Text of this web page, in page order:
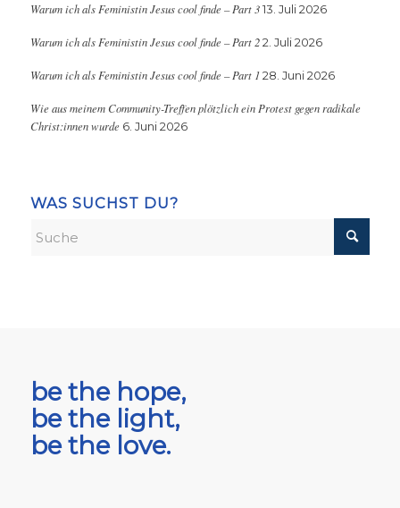
Warum ich als Feministin Jesus cool finde – Part 3 13. Juli 2026
Warum ich als Feministin Jesus cool finde – Part 2 2. Juli 2026
Warum ich als Feministin Jesus cool finde – Part 1 28. Juni 2026
Wie aus meinem Community-Treffen plötzlich ein Protest gegen radikale
Christ:innen wurde 6. Juni 2026
WAS SUCHST DU?
be the hope,
be the light,
be the love.